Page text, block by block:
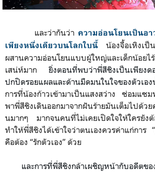
และว่ากันว่า ความอ่อนโยนเป็นอ
เพียงหนึ่งเดียวบนโลกใบนี้
น้องจื้อเหิงเ
ผสานความอ่อนโยนแบบผู้ใหญ่และเด็กน้อยไ
เสน่ห์มาก ยิ่งตอนที่พบว่าพี่สีชิงเป็นเพียง
ปกปิดรอยแผลและด้านมืดมนในใจของตัวเ
การที่น้องก้าวเข้ามาเป็นแสงสว่าง ซ่อมแซ
พาพี่สีชิงเดินออกมาจากฝันร้ายมันเต็มไปด้ว
นมากๆ มากจนคนที่ไม่เคยเปิดใจให้ใครยัง
ทำให้พี่สีชิงได้เข้าใจว่าตนเองควรค่าแก่การ
คือต้อง “รักตัวเอง” ด้วย
และการที่พี่สีชิงกล้าเผชิญหน้ากับอดีตของ